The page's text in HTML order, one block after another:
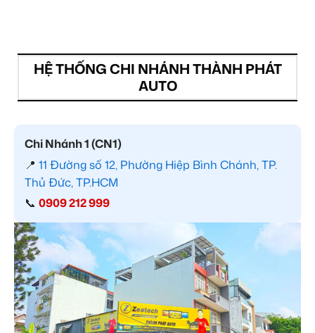
HỆ THỐNG CHI NHÁNH THÀNH PHÁT
AUTO
Chi Nhánh 1 (CN1)
📍 11 Đường số 12, Phường Hiệp Bình Chánh, TP.
Thủ Đức, TP.HCM
📞 0909 212 999